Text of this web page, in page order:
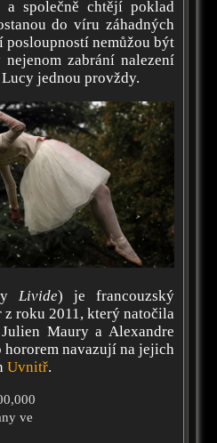
a společně chtějí poklad
do víru záhadných
posloupností nemůžou být
zabrání nalezení
jednou provždy.
Livide) je francouzský
roku 2011, který natočila
Maury a Alexandre
navazují na jejich
Uvnitř.
ve